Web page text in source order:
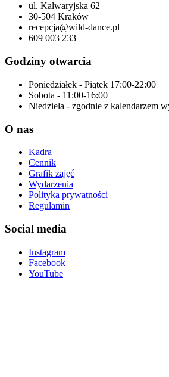
ul. Kalwaryjska 62
30-504 Kraków
recepcja@wild-dance.pl
609 003 233
Godziny otwarcia
Poniedziałek - Piątek 17:00-22:00
Sobota - 11:00-16:00
Niedziela - zgodnie z kalendarzem
O nas
Kadra
Cennik
Grafik zajęć
Wydarzenia
Polityka prywatności
Regulamin
Social media
Instagram
Facebook
YouTube